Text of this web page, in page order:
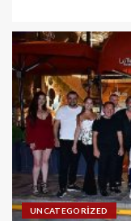
UNCATEGORIZED